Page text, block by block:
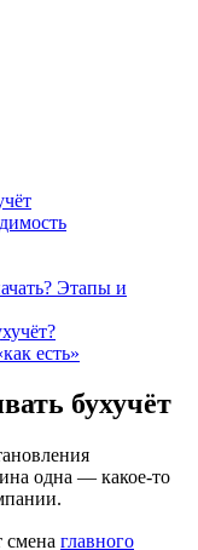
Этапы и
есть»
бухучёт
одна — какое-то
смена главного